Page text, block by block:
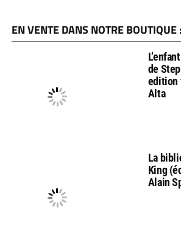
EN VENTE DANS NOTRE BOUTIQUE :
de
edition
Alta
La
King
Alain